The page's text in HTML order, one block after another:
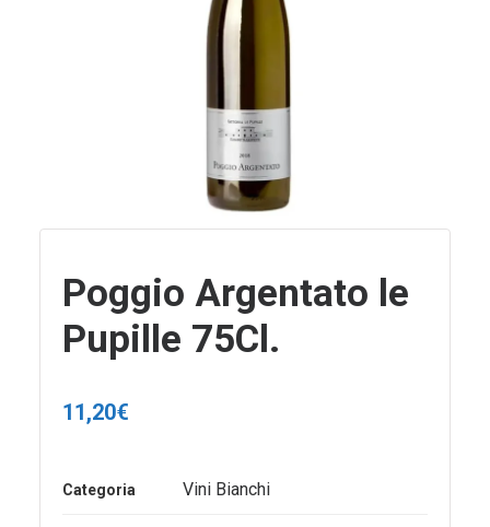
Poggio Argentato le
Pupille 75Cl.
11,20€
Categoria Vini Bianchi